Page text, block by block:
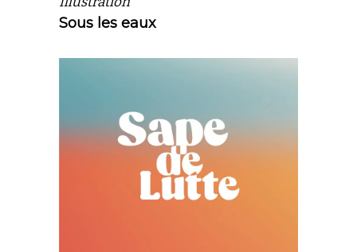
Sous les eaux